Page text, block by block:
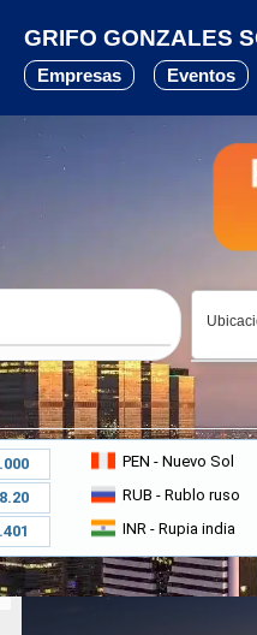
GRIFO GONZALES
Empresas Eventos
PEN - Nuevo Sol
RUB - Rublo ruso
INR - Rupia india